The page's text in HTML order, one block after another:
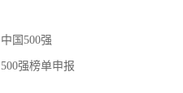
中国500强
500强榜单申报